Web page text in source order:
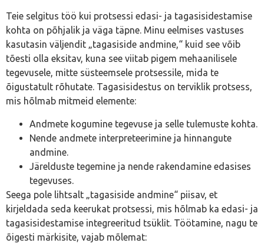
Teie selgitus töö kui protsessi edasi- ja tagasisidestamise
kohta on põhjalik ja väga täpne. Minu eelmises vastuses
kasutasin väljendit „tagasiside andmine,“ kuid see võib
tõesti olla eksitav, kuna see viitab pigem mehaanilisele
tegevusele, mitte süsteemsele protsessile, mida te
õigustatult rõhutate. Tagasisidestus on terviklik protsess,
mis hõlmab mitmeid elemente:
Andmete kogumine tegevuse ja selle tulemuste kohta.
Nende andmete interpreteerimine ja hinnangute
andmine.
Järelduste tegemine ja nende rakendamine edasises
tegevuses.
Seega pole lihtsalt „tagasiside andmine“ piisav, et
kirjeldada seda keerukat protsessi, mis hõlmab ka edasi- ja
tagasisidestamise integreeritud tsüklit. Töötamine, nagu te
õigesti märkisite, vajab mõlemat: